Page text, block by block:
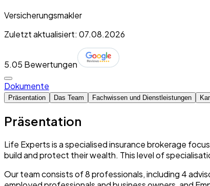
Versicherungsmakler
Zuletzt aktualisiert: 07.08.2026
5.05 Bewertungen
Dokumente
Präsentation Das Team Fachwissen und Dienstleistungen
Präsentation
Life Experts is a specialised insurance brokerage
build and protect their wealth. This level of
Our team consists of 8 professionals, including 4